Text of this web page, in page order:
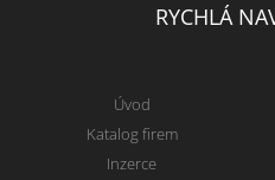
RYCHLÁ
Úvod
Katalog firem
Inzerce